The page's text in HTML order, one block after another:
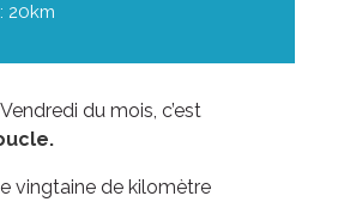
20km
du mois, c’est
vingtaine de kilomètre